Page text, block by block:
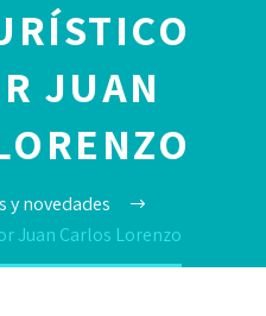
JUAN
y novedades
Juan Carlos Lorenzo